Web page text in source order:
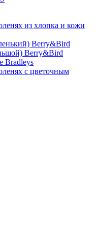
из хлопка и кожи
Berry&Bird
Berry&Bird
Bradleys
с цветочным